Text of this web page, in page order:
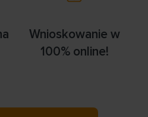
Wnioskowanie w
100% online!